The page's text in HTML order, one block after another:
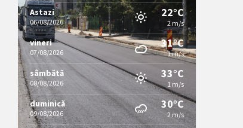
Astazi
06/08/2026
22°C
2 m/s
vineri
07/08/2026
31°C
1 m/s
sâmbătă
08/08/2026
33°C
1 m/s
duminică
09/08/2026
30°C
2 m/s